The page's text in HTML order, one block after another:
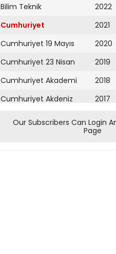
Bilim Teknik
Cumhuriyet
Cumhuriyet 19 Mayıs
Cumhuriyet 23 Nisan
Cumhuriyet Akademi
Cumhuriyet Akdeniz
Cumhuriyet Alışveriş
2022
2021
2020
2019
2018
2017
2016
2015
Our Subscribers Can Login
Page